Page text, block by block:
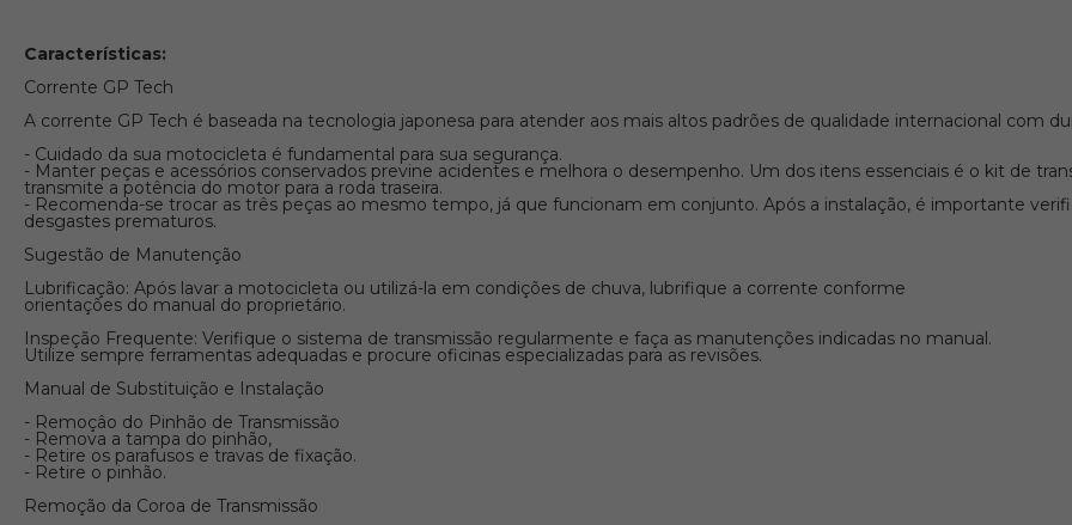
Características:
Corrente GP Tech
A corrente GP Tech é baseada na tecnologia japonesa para atender aos mais altos padrões de qualidade internacional com
- Cuidado da sua motocicleta é fundamental para sua segurança.
- Manter peças e acessórios conservados previne acidentes e melhora o desempenho. Um dos itens essenciais é o kit de
transmite a potência do motor para a roda traseira.
- Recomenda-se trocar as três peças ao mesmo tempo, já que funcionam em conjunto. Após a instalação, é importante
desgastes prematuros.
Sugestão de Manutenção
Lubrificação: Após lavar a motocicleta ou utilizá-la em condições de chuva, lubrifique a corrente conforme
orientações do manual do proprietário.
Inspeção Frequente: Verifique o sistema de transmissão regularmente e faça as manutenções indicadas no manual.
Utilize sempre ferramentas adequadas e procure oficinas especializadas para as revisões.
Manual de Substituição e Instalação
- Remoçâo do Pinhão de Transmissão
- Remova a tampa do pinhão,
- Retire os parafusos e travas de fixação.
- Retire o pinhão.
Remoção da Coroa de Transmissão